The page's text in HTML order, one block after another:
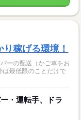
稼げる環境！
ーの配送（かご車をお
は最低限のことだけで
・運転手、ドラ